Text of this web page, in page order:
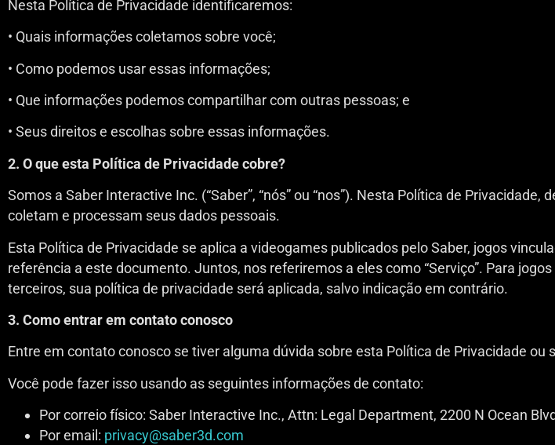
Nesta Política de Privacidade identificaremos:
• Quais informações coletamos sobre você;
• Como podemos usar essas informações;
• Que informações podemos compartilhar com outras pessoas; e
• Seus direitos e escolhas sobre essas informações.
2. O que esta Política de Privacidade cobre?
Somos a Saber Interactive Inc. (“Saber”, “nós” ou “nos”). Nesta Política de
coletam e processam seus dados pessoais.
Esta Política de Privacidade se aplica a videogames publicados pelo Saber, jogos
referência a este documento. Juntos, nos referiremos a eles como “Serviço”. Para
terceiros, sua política de privacidade será aplicada, salvo indicação em contrário.
3. Como entrar em contato conosco
Entre em contato conosco se tiver alguma dúvida sobre esta Política de Privacidade ou
Você pode fazer isso usando as seguintes informações de contato:
Por correio físico: Saber Interactive Inc., Attn: Legal Department, 2200 N Ocean
Por email: privacy@saber3d.com